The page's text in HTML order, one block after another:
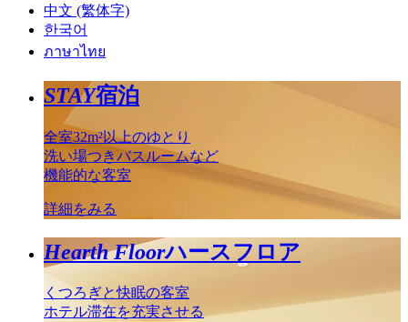
中文 (繁体字)
한국어
ภาษาไทย
STAY宿泊
全室32m²以上のゆとり
洗い場つきバスルームなど
機能的な客室
詳細をみる
Hearth Floorハースフロア
くつろぎと快眠の客室
ホテル滞在を充実させる